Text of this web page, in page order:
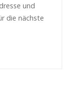
und
die nächste